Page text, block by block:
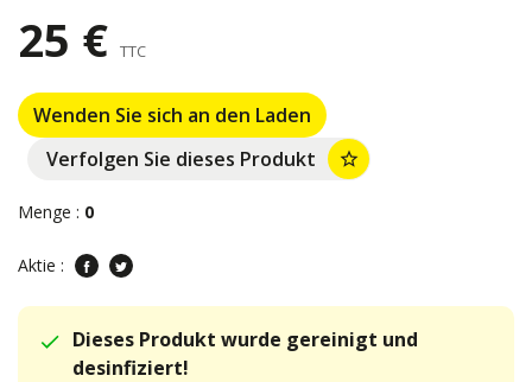
25 € TTC
Wenden Sie sich an den Laden
Verfolgen Sie dieses Produkt
star_border
Menge : 0
Aktie :
Dieses Produkt wurde gereinigt und
desinfiziert!